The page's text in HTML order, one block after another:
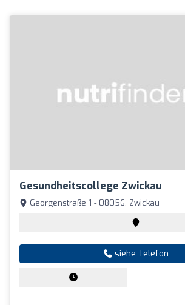
Gesundheitscollege Zwickau
Georgenstraße 1 - 08056, Zwickau
siehe Telefon